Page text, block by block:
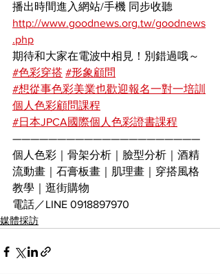
播出時間進入網站/手機 同步收聽
http://www.goodnews.org.tw/goodnews
.php
期待和大家在電波中相見！別錯過哦～
#色彩穿搭 #形象顧問
#想從事色彩美業也歡迎報名一對一培訓
個人色彩顧問課程
#日本JPCA國際個人色彩證書課程
—————————————————————
個人色彩｜骨架分析｜臉型分析｜酒精
流動畫｜石膏板畫｜肌理畫｜穿搭風格
教學｜逛街購物
電話／LINE 0918897970
媒體採訪